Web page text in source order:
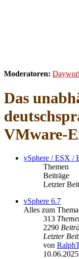
Moderatoren:
Das
VMware-
vSphere / ESX /
Themen
Beiträge
Letzter
vSphere 6.7
Alles zum
313
2290
Letzter
von